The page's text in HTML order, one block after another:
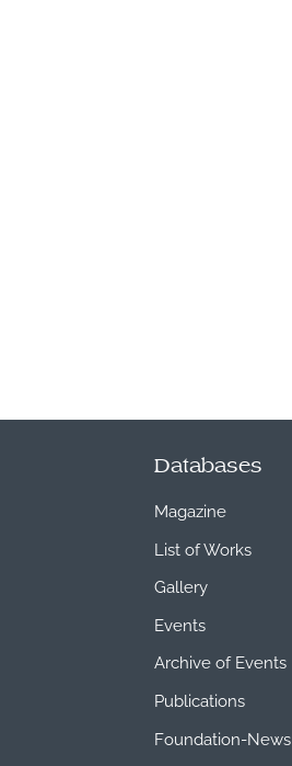
Databases
Magazine
List of Works
Gallery
Events
Archive of Events
Publications
Foundation-News